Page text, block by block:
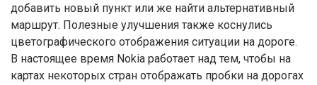
добавить новый пункт или же найти альтернативный
маршрут. Полезные улучшения также коснулись
цветографического отображения ситуации на дороге.
В настоящее время Nokia работает над тем, чтобы на
картах некоторых стран отображать пробки на дорогах